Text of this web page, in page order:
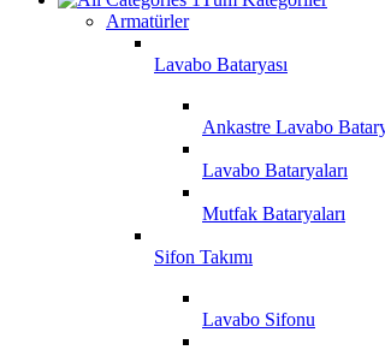
Armatürler
Lavabo Bataryası
Ankastre Lavabo
Lavabo Bataryaları
Mutfak Bataryaları
Sifon Takımı
Lavabo Sifonu